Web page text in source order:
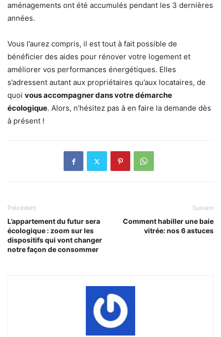
aménagements ont été accumulés pendant les 3 dernières
années.
Vous l’aurez compris, il est tout à fait possible de
bénéficier des aides pour rénover votre logement et
améliorer vos performances énergétiques. Elles
s’adressent autant aux propriétaires qu’aux locataires, de
quoi vous accompagner dans votre démarche
écologique. Alors, n’hésitez pas à en faire la demande dès
à présent !
Précédent
L’appartement du futur sera
écologique : zoom sur les
dispositifs qui vont changer
notre façon de consommer
Suivant
Comment habiller une baie
vitrée: nos 6 astuces